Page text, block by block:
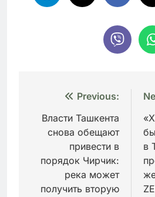
Навигация
по
записям
Previous:
Власти Ташкента
снова обещают
привести в
порядок Чирчик:
река может
получить вторую
в